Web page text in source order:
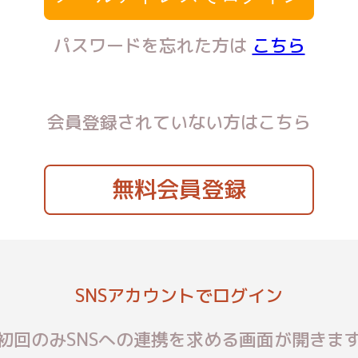
パスワードを忘れた方は こちら
会員登録されていない方はこちら
無料会員登録
SNSアカウントでログイン
回のみSNSへの連携を求める画面が開きま